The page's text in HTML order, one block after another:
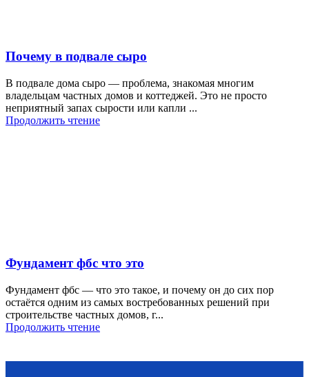
Почему в подвале сыро
В подвале дома сыро — проблема, знакомая многим
владельцам частных домов и коттеджей. Это не просто
неприятный запах сырости или капли ...
Продолжить чтение
Фундамент фбс что это
Фундамент фбс — что это такое, и почему он до сих пор
остаётся одним из самых востребованных решений при
строительстве частных домов, г...
Продолжить чтение